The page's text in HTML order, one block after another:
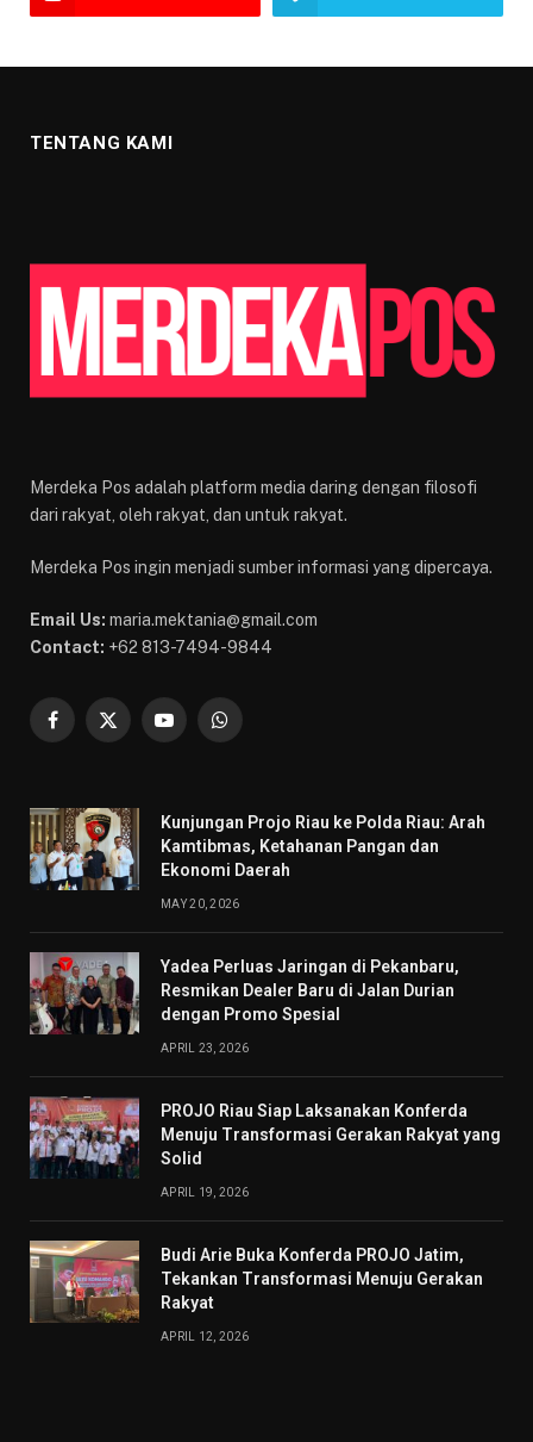
TENTANG KAMI
Merdeka Pos adalah platform media daring dengan filosofi
dari rakyat, oleh rakyat, dan untuk rakyat.
Merdeka Pos ingin menjadi sumber informasi yang dipercaya.
Email Us: maria.mektania@gmail.com
Contact: +62 813-7494-9844
Facebook
X
YouTubeWhatsApp
Kunjungan Projo Riau ke Polda Riau: Arah
Kamtibmas, Ketahanan Pangan dan
Ekonomi Daerah
MAY 20, 2026
Yadea Perluas Jaringan di Pekanbaru,
Resmikan Dealer Baru di Jalan Durian
dengan Promo Spesial
APRIL 23, 2026
PROJO Riau Siap Laksanakan Konferda
Menuju Transformasi Gerakan Rakyat yang
Solid
APRIL 19, 2026
Budi Arie Buka Konferda PROJO Jatim,
Tekankan Transformasi Menuju Gerakan
Rakyat
APRIL 12, 2026